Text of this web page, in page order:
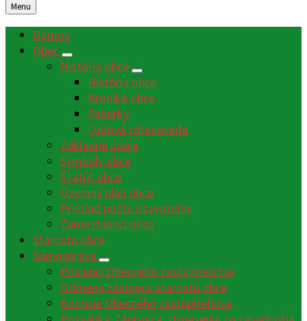
Menu
Domov
Obec
História obce
História obce
Kronika obce
Paberky
Ľudová zdravoveda
Základné údaje
Symboly obce
Štatút obce
Územný plán obce
Prehľad počtu obyvateľov
Zamestnanci obce
Starosta obce
Samospráva
Poslanci Obecného zastupiteľstva
Odmena zástupcu starostu obce
Komisie Obecného zastupiteľstva